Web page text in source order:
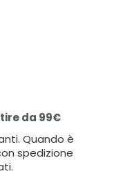
da 99€
Quando è
spedizione